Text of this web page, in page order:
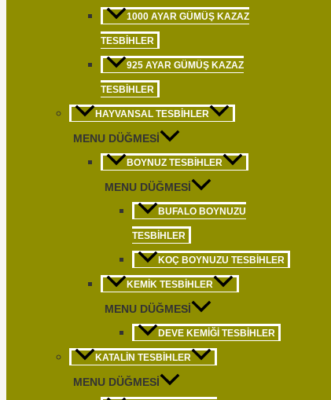
1000 AYAR GÜMÜŞ KAZAZ
TESBIHLER
925 AYAR GÜMÜŞ KAZAZ
TESBIHLER
HAYVANSAL TESBIHLER
MENU DÜĞMESI
BOYNUZ TESBIHLER
MENU DÜĞMESI
BUFALO BOYNUZU
TESBIHLER
KOÇ BOYNUZU TESBIHLER
KEMIK TESBIHLER
MENU DÜĞMESI
DEVE KEMIĞI TESBIHLER
KATALIN TESBIHLER
MENU DÜĞMESI